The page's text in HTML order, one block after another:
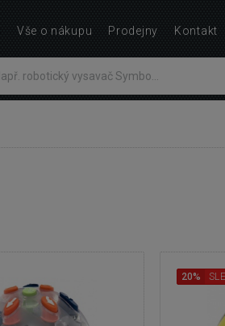
20%
Vše o nákupu Prodejny Kontakt